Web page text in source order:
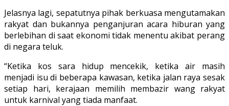
Jelasnya lagi, sepatutnya pihak berkuasa mengutamakan
rakyat dan bukannya penganjuran acara hiburan yang
berlebihan di saat ekonomi tidak menentu akibat perang
di negara teluk.
“Ketika kos sara hidup mencekik, ketika air masih
menjadi isu di beberapa kawasan, ketika jalan raya sesak
setiap hari, kerajaan memilih membazir wang rakyat
untuk karnival yang tiada manfaat.